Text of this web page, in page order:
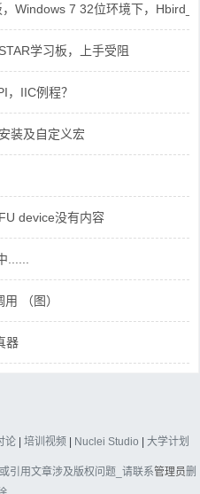
，Windows 7 32位环境下，
学习板，上手受阻
，IIC例程？
装及自定义宏
device没有内容
（图）
器
论 | 培训视频 | Nuclei Studio | 大学计划
引用文章涉及版权问题_请联系管理员删